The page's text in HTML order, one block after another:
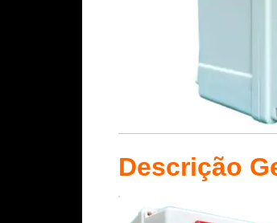
Descrição